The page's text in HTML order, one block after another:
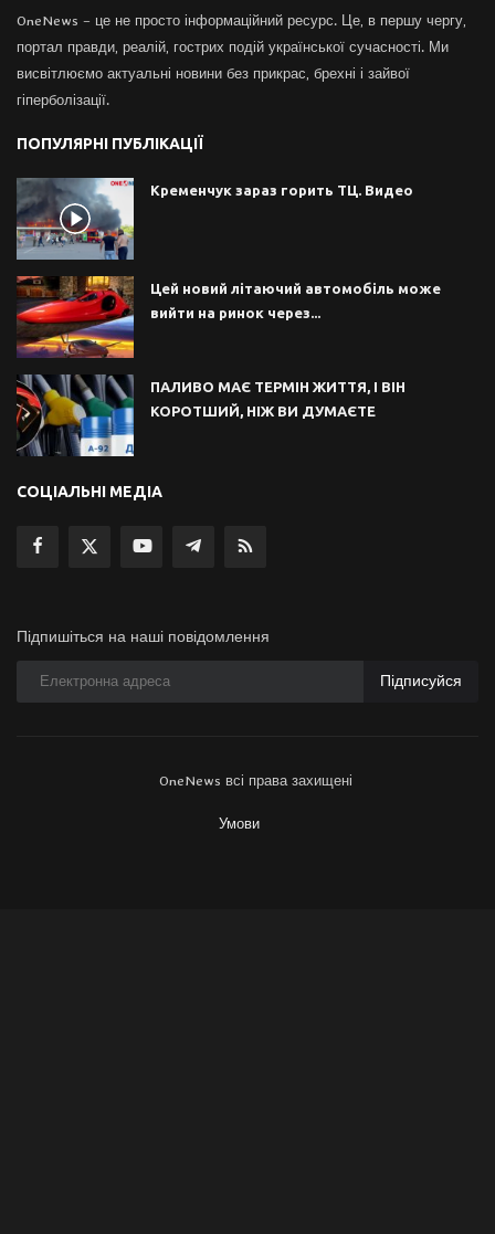
OneNews – це не просто інформаційний ресурс. Це, в першу чергу,
портал правди, реалій, гострих подій української сучасності. Ми
висвітлюємо актуальні новини без прикрас, брехні і зайвої
гіперболізації.
ПОПУЛЯРНІ ПУБЛІКАЦІЇ
Кременчук зараз горить ТЦ. Видео
Цей новий літаючий автомобіль може
вийти на ринок через...
ПАЛИВО МАЄ ТЕРМІН ЖИТТЯ, І ВІН
КОРОТШИЙ, НІЖ ВИ ДУМАЄТЕ
СОЦІАЛЬНІ МЕДІА
Підпишіться на наші повідомлення
Підписуйся
OneNews всі права захищені
Умови